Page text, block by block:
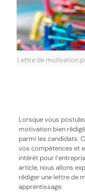
Lettre de motivation
Lorsque vous
motivation bien
parmi les candidats.
vos compétences et
intérêt pour
article, nous allons
rédiger une lettre de
apprentissage.